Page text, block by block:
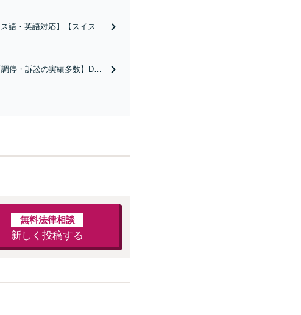
語・英語対応】【スイス法
【WEB対応｜休日・夜間相
調停・訴訟の実績多数】D
無料法律相談
新しく投稿する